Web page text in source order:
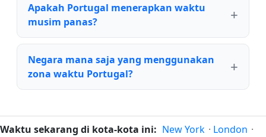
Apakah Portugal menerapkan waktu
musim panas?
Negara mana saja yang menggunakan
zona waktu Portugal?
Waktu sekarang di kota-kota ini: New York · London ·